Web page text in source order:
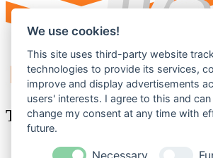
Tags
Werkzeug
We use cookies!
This site uses third-party website
technologies to provide its services,
improve and display advertisements
users' interests. I agree to this and
change my consent at any time with
future.
Necessary